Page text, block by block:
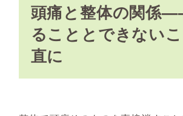
頭痛と整体の関係
ることとできない
直に